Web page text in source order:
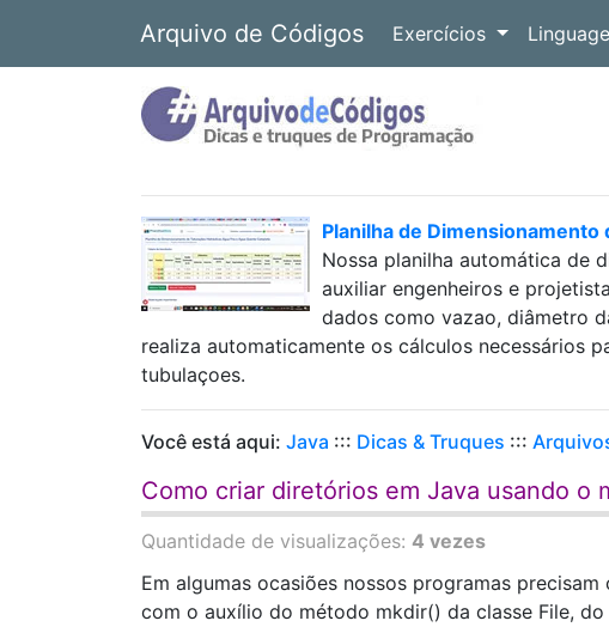
Arquivo de Códigos Exercícios
Planilha de
Nossa planilha automática de
auxiliar engenheiros e
dados como vazao, diâmetro
realiza automaticamente os cálculos necessários
tubulaçoes.
Você está aqui: Java ::: Dicas & Truques :::
Como criar diretórios em Java usando o
Quantidade de visualizações: 4 vezes
Em algumas ocasiões nossos programas
com o auxílio do método mkdir() da classe File,